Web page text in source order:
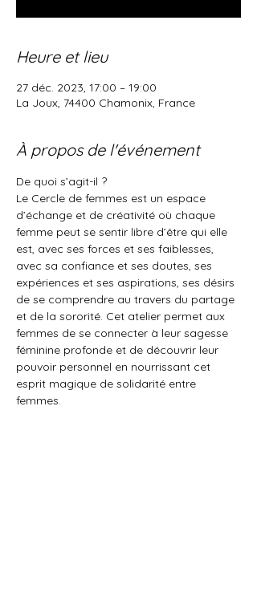
Heure et lieu
27 déc. 2023, 17:00 – 19:00
La Joux, 74400 Chamonix, France
À propos de l'événement
De quoi s’agit-il ?
Le Cercle de femmes est un espace
d’échange et de créativité où chaque
femme peut se sentir libre d’être qui elle
est, avec ses forces et ses faiblesses,
avec sa confiance et ses doutes, ses
expériences et ses aspirations, ses désirs
de se comprendre au travers du partage
et de la sororité. Cet atelier permet aux
femmes de se connecter à leur sagesse
féminine profonde et de découvrir leur
pouvoir personnel en nourrissant cet
esprit magique de solidarité entre
femmes.